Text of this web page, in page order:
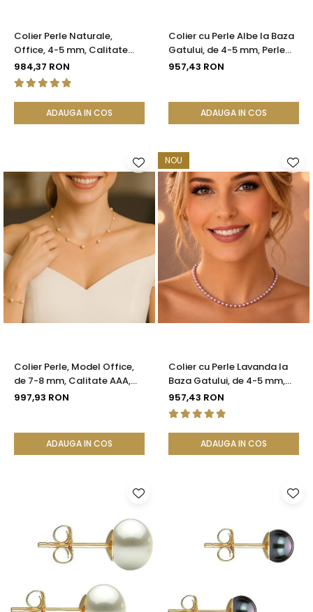
Colier Perle Naturale,
Office, 4-5 mm, Calitate
AAA, Aur 14K | KASKADDA®
984,37 RON
ADAUGA IN COS
Colier cu Perle Albe la Baza
Gatului, de 4-5 mm, Perle
Rare, Calitate AAA+, Aur 14K
957,43 RON
ADAUGA IN COS
Colier Perle, Model Office,
de 7-8 mm, Calitate AAA,
Aur 14K | KASKADDA®
997,93 RON
ADAUGA IN COS
NOU
Colier cu Perle Lavanda la
Baza Gatului, de 4-5 mm,
Perle Rare, Calitate AAA+,
Aur 14K | KASKADDA®
957,43 RON
ADAUGA IN COS